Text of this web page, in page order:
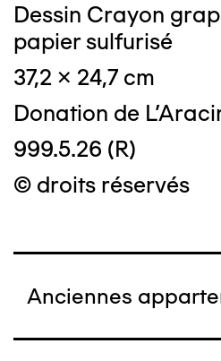
Dessin Crayon
papier sulfurisé
37,2 x 24,7 cm
Donation de
999.5.26 (R)
© droits réservés
Anciennes